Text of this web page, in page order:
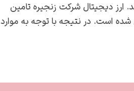
ارز دیجیتال شرکت زنجیره تامین
شده است. در نتیجه با توجه به موارد